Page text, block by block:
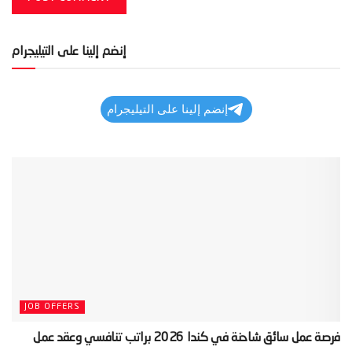
إنضم إلينا على التيليجرام
إنضم إلينا على التيليجرام
JOB OFFERS
‫فرصة عمل سائق شاحنة في كندا 2026 براتب تنافسي وعقد عمل